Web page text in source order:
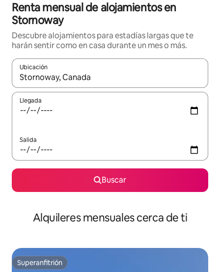
Renta mensual de alojamientos en
Stornoway
Descubre alojamientos para estadías largas que te
harán sentir como en casa durante un mes o más.
Ubicación
Cuando los resultados estén disponibles, navega con las
Llegada
Salida
Buscar
Alquileres mensuales cerca de ti
Superanfitrión
Superanfitrión